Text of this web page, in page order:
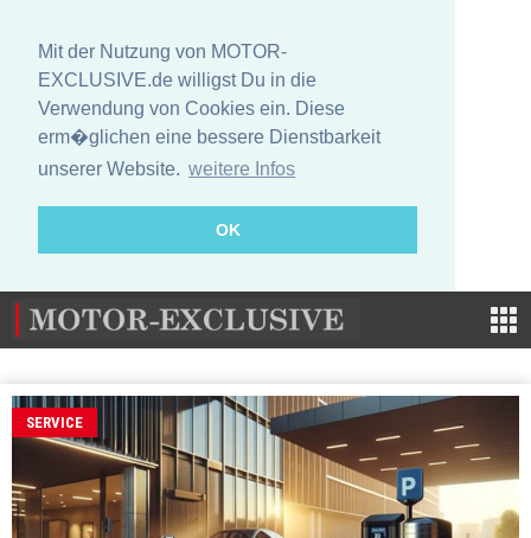
Mit der Nutzung von MOTOR-
EXCLUSIVE.de willigst Du in die
Verwendung von Cookies ein. Diese
erm�glichen eine bessere Dienstbarkeit
unserer Website. weitere Infos
OK
SERVICE